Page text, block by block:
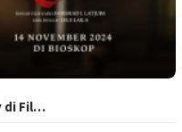
di Fil…